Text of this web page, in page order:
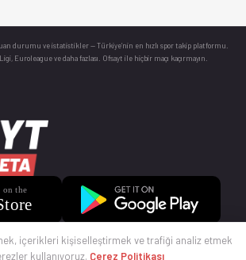
durumu ve istatistikler — Türkiye’nin en hızlı spor takip platformu.
Euroleague ve daha fazlası. Ofsayt ile hiçbir maçı kaçırmayın.
içerikleri kişiselleştirmek ve trafiği analiz etmek
kullanıyoruz. Çerez Politikası